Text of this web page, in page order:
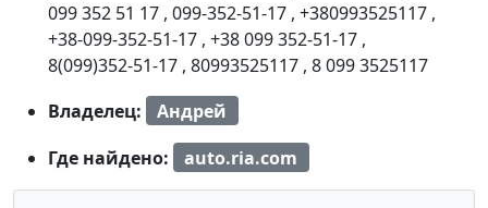
099 352 51 17 , 099-352-51-17 , +380993525117 ,
+38-099-352-51-17 , +38 099 352-51-17 ,
8(099)352-51-17 , 80993525117 , 8 099 3525117
Владелец:
Андрей
Где найдено:
auto.ria.com